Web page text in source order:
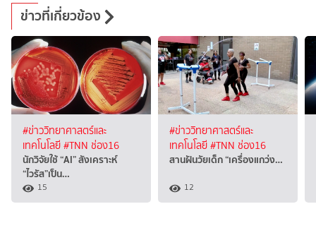
ข่าวที่เกี่ยวข้อง
#ข่าววิทยาศาสตร์และ
เทคโนโลยี#TNN ช่อง16
นักวิจัยใช้ “AI” สังเคราะห์
“ไวรัส”เป็น…
15
#ข่าววิทยาศาสตร์และ
เทคโนโลยี#TNN ช่อง16
สานฝันวัยเด็ก “เครื่องแกว่ง…
12